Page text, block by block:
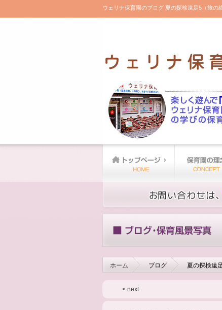
ウェリナ保育園のブログ 夏の探検遠足5（旅の
ホーム ブログ 夏の探検遠
< next